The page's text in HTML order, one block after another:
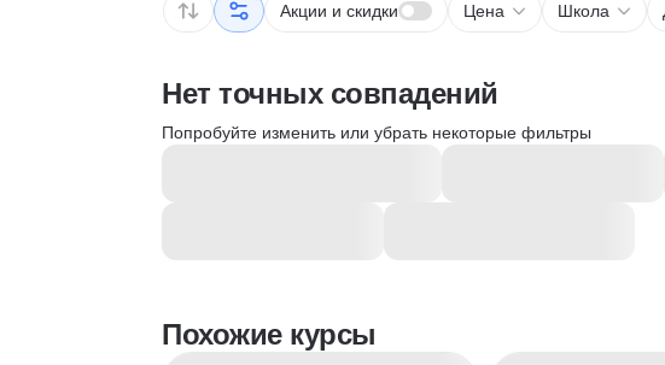
Акции и скидки Цена Школа
Нет точных совпадений
Попробуйте изменить или убрать некоторые фильтры
Похожие курсы